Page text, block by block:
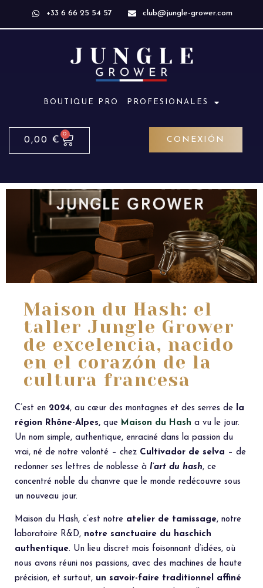
+33 6 66 25 54 57 club@jungle-grower.com
BOUTIQUE PRO PROFESIONALES
0,00 €
0
CONEXIÓN
Maison du Hash: el
taller Jungle Grower
de excelencia, nacido
en el corazón de la
cultura francesa
C’est en 2024, au cœur des montagnes et des serres de
la
région Rhône-Alpes, que Maison du Hash a vu le jour.
Un nom simple, authentique, enraciné dans la passion du
vrai, né de notre volonté – chez Cultivador de selva – de
redonner ses lettres de noblesse à l’art du hash, ce
concentré noble du chanvre que le monde redécouvre sous
un nouveau jour.
Maison du Hash, c’est notre atelier de tamissage, notre
laboratoire R&D, notre sanctuaire du haschich
authentique. Un lieu discret mais foisonnant d’idées, où
nous avons réuni nos passions, avec des machines de haute
précision, et surtout, un savoir-faire traditionnel affiné